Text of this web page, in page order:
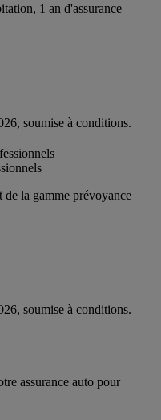
1 an d'assurance
soumise à conditions.
de la gamme prévoyance
soumise à conditions.
assurance auto pour